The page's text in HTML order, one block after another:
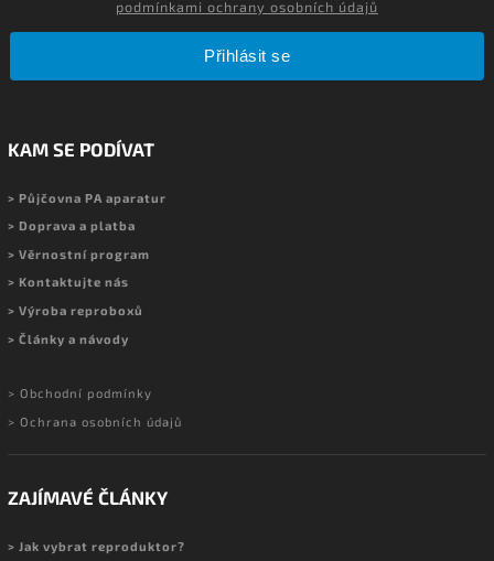
podmínkami ochrany osobních údajů
Přihlásit se
KAM SE PODÍVAT
> Půjčovna PA aparatur
> Doprava a platba
> Věrnostní program
> Kontaktujte nás
> Výroba reproboxů
> Články a návody
> Obchodní podmínky
> Ochrana osobních údajů
ZAJÍMAVÉ ČLÁNKY
> Jak vybrat reproduktor?